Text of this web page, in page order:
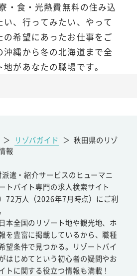
・食・光熱費無料の住み込
い、行ってみたい、やって
の希望にあったお仕事をご
縄から冬の北海道まで全
があなたの職場です。
＞ リゾバガイド ＞ 秋田県のリゾ
報
遣・紹介サービスのヒューマニ
トバイト専門の求人検索サイト
72万人（2026年7月時点）にご利
本全国のリゾート地や観光地、ホ
を豊富に掲載しているから、職種
望条件で見つかる。リゾートバイ
はじめてという初心者の疑問やお
トに関する役立つ情報も満載！